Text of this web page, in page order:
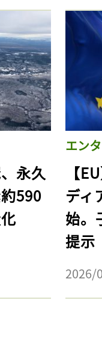
永久
590
エン
【
ディ
始。
提示
2026/